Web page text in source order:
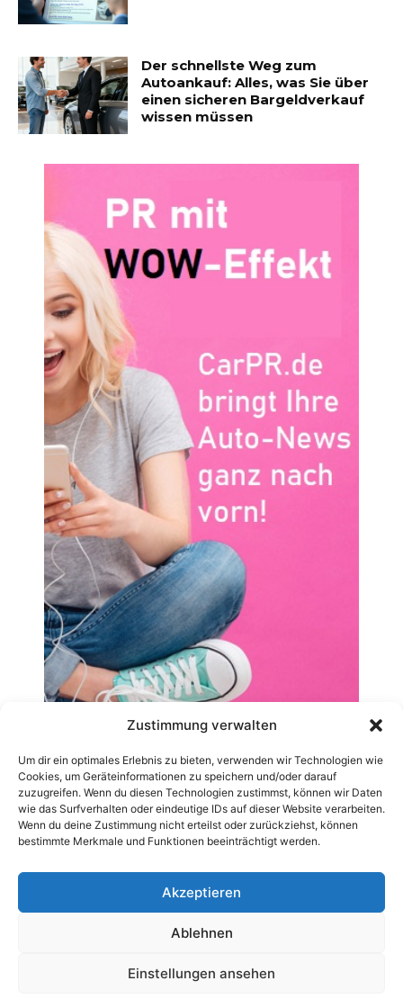
Zustimmung verwalten
Um dir ein optimales Erlebnis zu bieten, verwenden wir Technologien wie
Cookies, um Geräteinformationen zu speichern und/oder darauf
zuzugreifen. Wenn du diesen Technologien zustimmst, können wir Daten
wie das Surfverhalten oder eindeutige IDs auf dieser Website verarbeiten.
Wenn du deine Zustimmung nicht erteilst oder zurückziehst, können
bestimmte Merkmale und Funktionen beeinträchtigt werden.
Akzeptieren
Ablehnen
Einstellungen ansehen
Der schnellste Weg zum
Autoankauf: Alles, was Sie über
einen sicheren Bargeldverkauf
wissen müssen
Pressemitteilung veröffentlichen
Archiv-News
Cookie-Richtlinie (EU)